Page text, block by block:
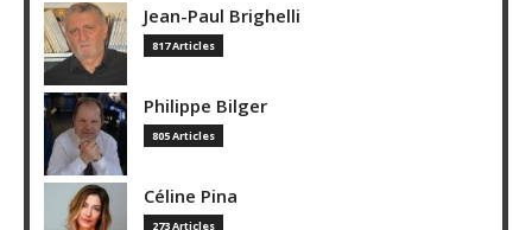
Jean-Paul Brighelli
817 Articles
Philippe Bilger
805 Articles
Céline Pina
273 Articles